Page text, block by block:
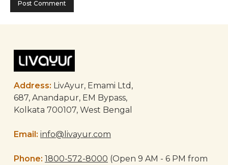
Address: LivAyur, Emami Ltd,
687, Anandapur, EM Bypass,
Kolkata 700107, West Bengal
Email: info@livayur.com
Phone: 1800-572-8000 (Open 9 AM - 6 PM from